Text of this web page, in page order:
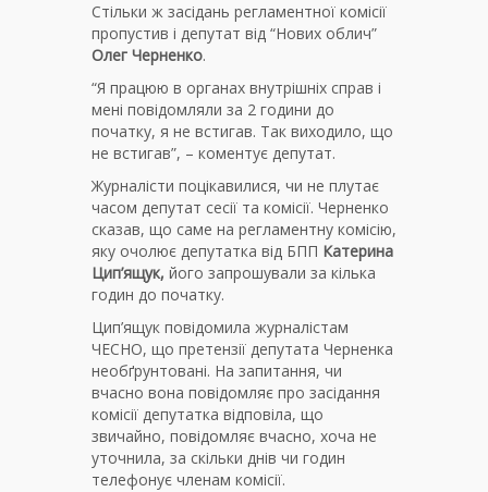
Стільки ж засідань регламентної комісії
пропустив і депутат від “Нових облич”
Олег Черненко.
“Я працюю в органах внутрішніх справ і
мені повідомляли за 2 години до
початку, я не встигав. Так виходило, що
не встигав”, – коментує депутат.
Журналісти поцікавилися, чи не плутає
часом депутат сесії та комісії. Черненко
сказав, що саме на регламентну комісію,
яку очолює депутатка від БПП Катерина
Цип’ящук, його запрошували за кілька
годин до початку.
Цип’ящук повідомила журналістам
ЧЕСНО, що претензії депутата Черненка
необґрунтовані. На запитання, чи
вчасно вона повідомляє про засідання
комісії депутатка відповіла, що
звичайно, повідомляє вчасно, хоча не
уточнила, за скільки днів чи годин
телефонує членам комісії.